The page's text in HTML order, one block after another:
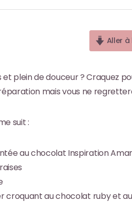
Aller
plein de douceur ? Craquez
mais vous ne
suit :
au chocolat Inspiration
croquant au chocolat ruby et